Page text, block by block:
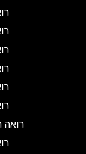
רואה
רואה
רואה
רואה
רואה
רואה
רואה
רואה